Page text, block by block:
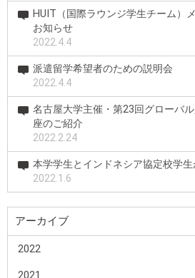
HUIT（国際ラウンジ学生チーム）
お知らせ
2022.4.4
派遣留学希望者のための説明会
2022.4.4
名古屋大学主催・第23回グローバ
座のご紹介
2022.2.24
本学学生とインドネシア協定校学
2022.1.6
アーカイブ
2022
2021